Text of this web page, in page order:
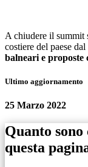
A chiudere il summit
costiere del paese
balneari e proposte
Ultimo aggiornamento
25 Marzo 2022
Quanto
questa